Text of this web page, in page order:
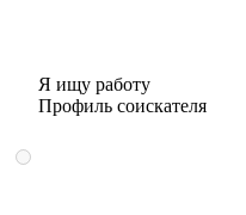
Я ищу работу
Профиль соискателя